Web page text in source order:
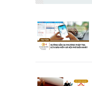
Tài Xử Lý Vi Phạm